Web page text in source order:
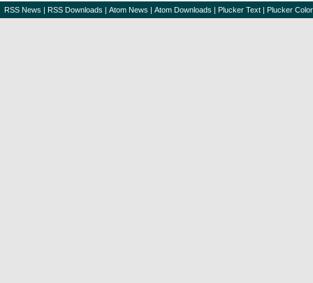
RSS News | RSS Downloads | Atom News | Atom Downloads | Plucker Text | Plucker Color